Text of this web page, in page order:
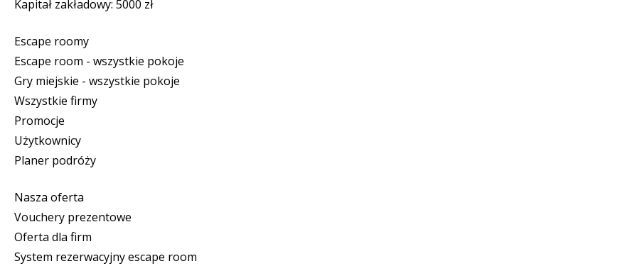
Kapitał zakładowy: 5000 zł
Escape roomy
Escape room - wszystkie pokoje
Gry miejskie - wszystkie pokoje
Wszystkie firmy
Promocje
Użytkownicy
Planer podróży
Nasza oferta
Vouchery prezentowe
Oferta dla firm
System rezerwacyjny escape room